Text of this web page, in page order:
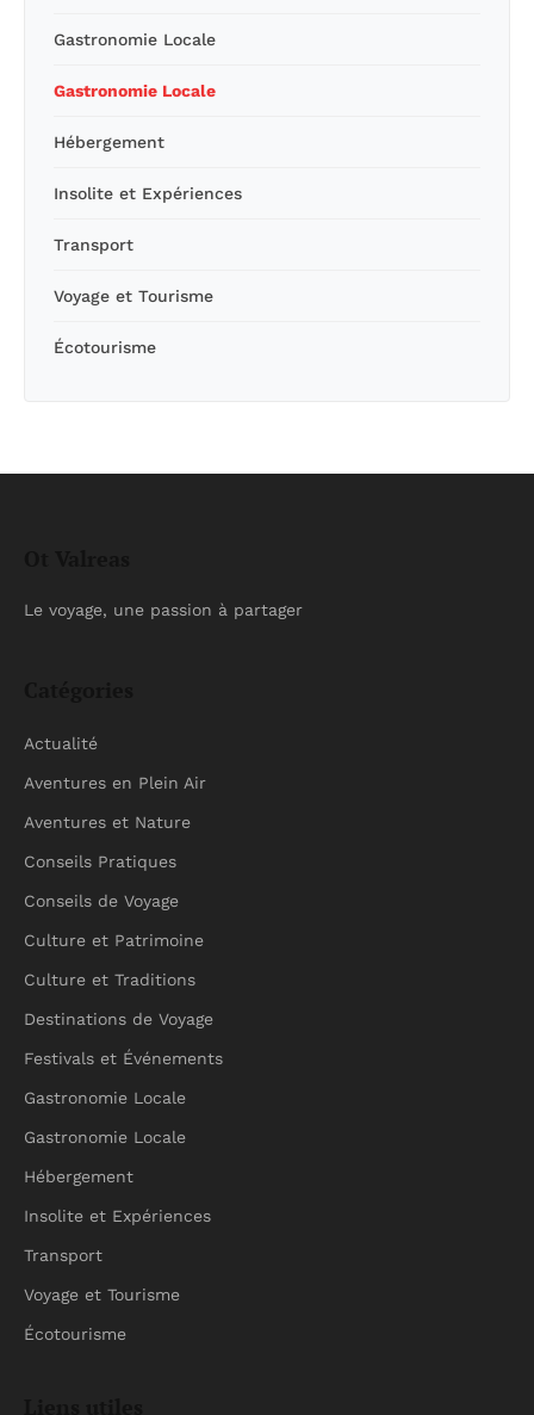
Gastronomie Locale
Gastronomie Locale
Hébergement
Insolite et Expériences
Transport
Voyage et Tourisme
Écotourisme
Le voyage, une passion à partager
Actualité
Aventures en Plein Air
Aventures et Nature
Conseils Pratiques
Conseils de Voyage
Culture et Patrimoine
Culture et Traditions
Destinations de Voyage
Festivals et Événements
Gastronomie Locale
Gastronomie Locale
Hébergement
Insolite et Expériences
Transport
Voyage et Tourisme
Écotourisme